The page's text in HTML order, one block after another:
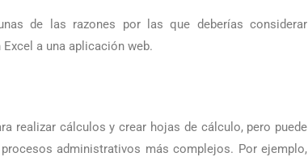
de las razones por las que deberías considerar
a una aplicación web.
realizar cálculos y crear hojas de cálculo, pero puede
administrativos más complejos. Por ejemplo,